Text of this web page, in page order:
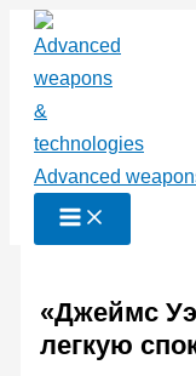
Перейти
содержимому
Advanced
«Джеймс
легкую